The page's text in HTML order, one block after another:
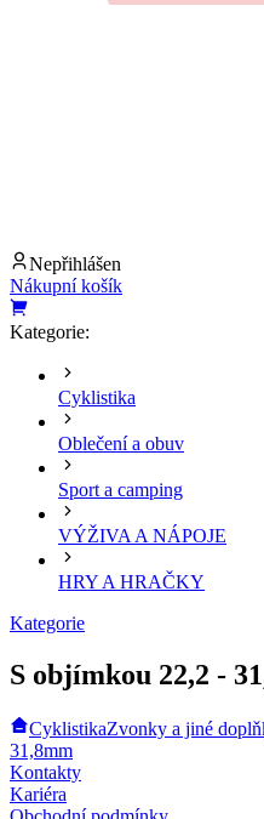
Nepřihlášen
Nákupní košík
Kategorie:
Cyklistika
Oblečení a obuv
Sport a camping
VÝŽIVA A NÁPOJE
HRY A HRAČKY
Kategorie
S objímkou 22,2 -
CyklistikaZvonky a jiné
31,8mm
Kontakty
Kariéra